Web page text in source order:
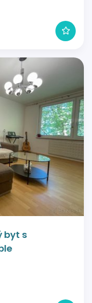
byt s